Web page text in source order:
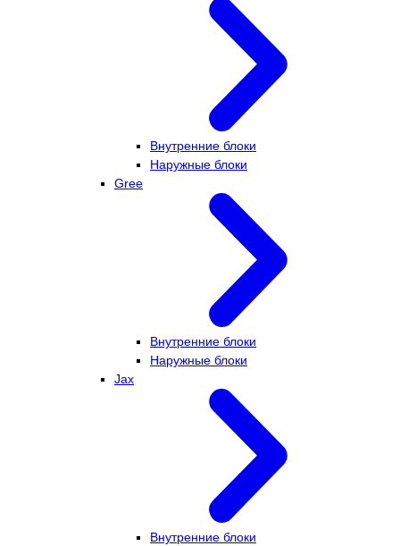
Внутренние блоки
Наружные блоки
Gree
Внутренние блоки
Наружные блоки
Jax
Внутренние блоки